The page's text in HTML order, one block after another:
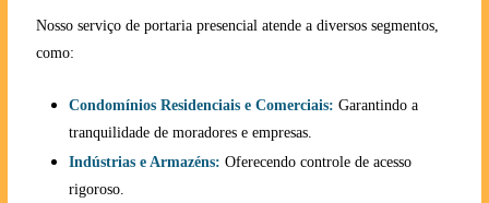
Nosso serviço de portaria presencial atende a diversos segmentos,
como:
Condomínios Residenciais e Comerciais: Garantindo a
tranquilidade de moradores e empresas.
Indústrias e Armazéns: Oferecendo controle de acesso
rigoroso.